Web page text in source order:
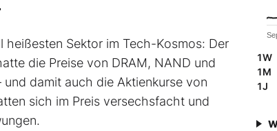
Sektor im Tech-Kosmos: Der
die Preise von DRAM, NAND und
damit auch die Aktienkurse von
sich im Preis versechsfacht und
1W
1M
1J